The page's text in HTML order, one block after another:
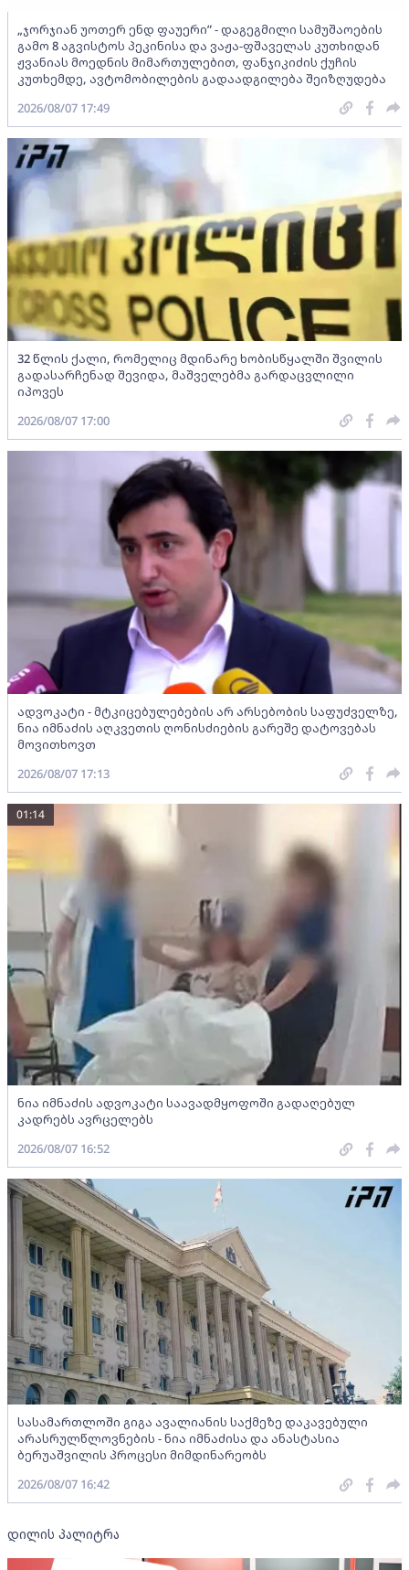
„ჯორჯიან უოთერ ენდ ფაუერი” - დაგეგმილი სამუშაოების
გამო 8 აგვისტოს პეკინისა და ვაჟა-ფშაველას კუთხიდან
ჟვანიას მოედნის მიმართულებით, ფანჯიკიძის ქუჩის
კუთხემდე, ავტომობილების გადაადგილება შეიზღუდება
2026/08/07 17:49
32 წლის ქალი, რომელიც მდინარე ხობისწყალში შვილის
გადასარჩენად შევიდა, მაშველებმა გარდაცვლილი
იპოვეს
2026/08/07 17:00
ადვოკატი - მტკიცებულებების არ არსებობის საფუძველზე,
ნია იმნაძის აღკვეთის ღონისძიების გარეშე დატოვებას
მოვითხოვთ
2026/08/07 17:13
ნია იმნაძის ადვოკატი საავადმყოფოში გადაღებულ
კადრებს ავრცელებს
01:14
2026/08/07 16:52
სასამართლოში გიგა ავალიანის საქმეზე დაკავებული
არასრულწლოვნების - ნია იმნაძისა და ანასტასია
ბერუაშვილის პროცესი მიმდინარეობს
2026/08/07 16:42
დილის პალიტრა